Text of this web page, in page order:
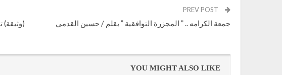
جمعة الكرامه .. ” المجزرة التوافقية ” بقلم / حسين القدمي
(وثيقة)
YOU MIGHT ALSO LIKE